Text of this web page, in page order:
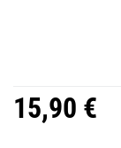
15,90 €